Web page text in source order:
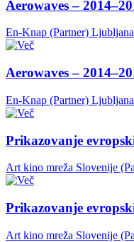
Aerowaves –
En-Knap (Partner) Ljubljana
Aerowaves –
En-Knap (Partner) Ljubljana
Prikazovanje
Art kino mreža Slovenije
Prikazovanje
Art kino mreža Slovenije